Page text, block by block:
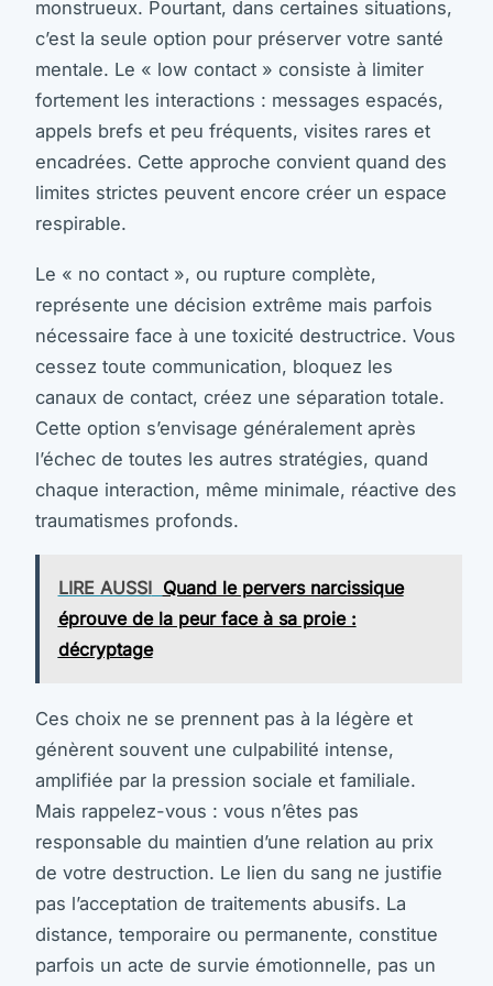
monstrueux. Pourtant, dans certaines situations,
c’est la seule option pour préserver votre santé
mentale. Le « low contact » consiste à limiter
fortement les interactions : messages espacés,
appels brefs et peu fréquents, visites rares et
encadrées. Cette approche convient quand des
limites strictes peuvent encore créer un espace
respirable.
Le « no contact », ou rupture complète,
représente une décision extrême mais parfois
nécessaire face à une toxicité destructrice. Vous
cessez toute communication, bloquez les
canaux de contact, créez une séparation totale.
Cette option s’envisage généralement après
l’échec de toutes les autres stratégies, quand
chaque interaction, même minimale, réactive des
traumatismes profonds.
LIRE AUSSI Quand le pervers narcissique
éprouve de la peur face à sa proie :
décryptage
Ces choix ne se prennent pas à la légère et
génèrent souvent une culpabilité intense,
amplifiée par la pression sociale et familiale.
Mais rappelez-vous : vous n’êtes pas
responsable du maintien d’une relation au prix
de votre destruction. Le lien du sang ne justifie
pas l’acceptation de traitements abusifs. La
distance, temporaire ou permanente, constitue
parfois un acte de survie émotionnelle, pas un